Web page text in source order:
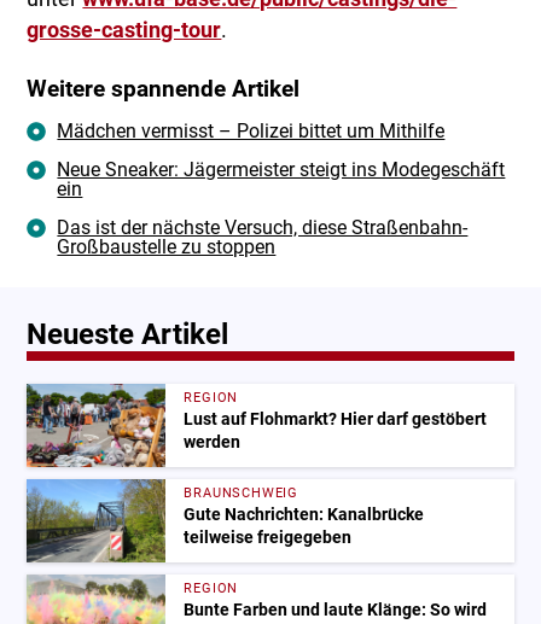
grosse-casting-tour.
Weitere spannende Artikel
Mädchen vermisst – Polizei bittet um Mithilfe
Neue Sneaker: Jägermeister steigt ins Modegeschäft
ein
Das ist der nächste Versuch, diese Straßenbahn-
Großbaustelle zu stoppen
Neueste Artikel
REGION
Lust auf Flohmarkt? Hier darf gestöbert
werden
BRAUNSCHWEIG
Gute Nachrichten: Kanalbrücke
teilweise freigegeben
REGION
Bunte Farben und laute Klänge: So wird